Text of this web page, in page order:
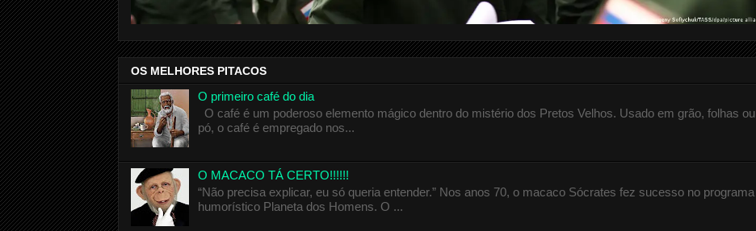
OS MELHORES PITACOS
O primeiro café do dia
O café é um poderoso elemento mágico dentro do mistério dos Pretos Velhos. Usado em grão, folhas ou
pó, o café é empregado nos...
O MACACO TÁ CERTO!!!!!!
“Não precisa explicar, eu só queria entender.” Nos anos 70, o macaco Sócrates fez sucesso no programa
humorístico Planeta dos Homens. O ...